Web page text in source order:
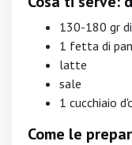
130-180 gr
1 fetta di
latte
sale
1 cucchiaio
Come le